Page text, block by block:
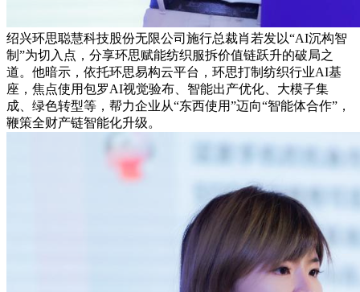
绍兴环思聪慧科技股份无限公司施行总裁肖若发以“AI沉构智
制”为切入点，分享环思赋能纺织服拆价值链跃升的破局之
道。他暗示，依托环思易构云平台，环思打制纺织行业AI基
座，焦点使用包罗AI视觉验布、智能出产优化、大模子集
成、绿色转型等，帮力企业从“东西使用”迈向“智能体合作”，
鞭策全财产链智能化升级。